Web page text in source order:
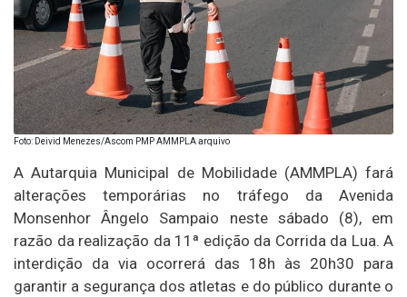
Foto: Deivid Menezes/Ascom PMP AMMPLA arquivo
A Autarquia Municipal de Mobilidade (AMMPLA) fará
alterações temporárias no tráfego da Avenida
Monsenhor Ângelo Sampaio neste sábado (8), em
razão da realização da 11ª edição da Corrida da Lua. A
interdição da via ocorrerá das 18h às 20h30 para
garantir a segurança dos atletas e do público durante o